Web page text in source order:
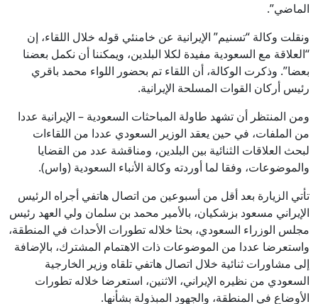
الماضي”.
ونقلت وكالة “تسنيم” الإيرانية عن خامنئي قوله خلال اللقاء، إن
“العلاقة مع السعودية مفيدة لكلا البلدين، ويمكننا أن نكمل بعضنا
بعضا”. وذكرت الوكالة، أن اللقاء تم بحضور اللواء محمد باقري
رئيس أركان القوات المسلحة الإيرانية.
ومن المنتظر أن تشهد طاولة المباحثات السعودية – الإيرانية عددا
من الملفات، في حين يعقد الوزير السعودي عددا من اللقاءات
لبحث العلاقات الثنائية بين البلدين، ومناقشة عدد من القضايا
والموضوعات، وفقا لما أوردته وكالة الأنباء السعودية (واس).
تأتي الزيارة بعد أقل من أسبوعين من اتصال هاتفي أجراه الرئيس
الإيراني مسعود بزشكيان، بالأمير محمد بن سلمان ولي العهد رئيس
مجلس الوزراء السعودي، بحثا خلاله تطورات الأحداث في المنطقة،
واستعرضا عددا من الموضوعات ذات الاهتمام المشترك، بالإضافة
إلى مشاورات ثنائية خلال اتصال هاتفي تلقاه وزير الخارجية
السعودي من نظيره الإيراني، الاثنين، استعرضا خلاله تطورات
الأوضاع في المنطقة، والجهود المبذولة بشأنها.